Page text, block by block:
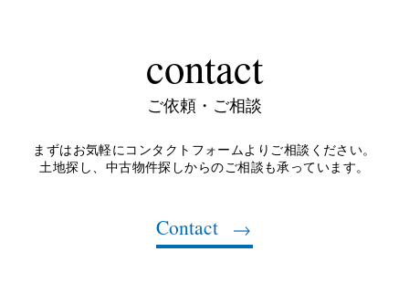
contact
ご依頼・ご相談
まずはお気軽にコンタクトフォームよりご相談ください。
土地探し、中古物件探しからのご相談も承っています。
Contact